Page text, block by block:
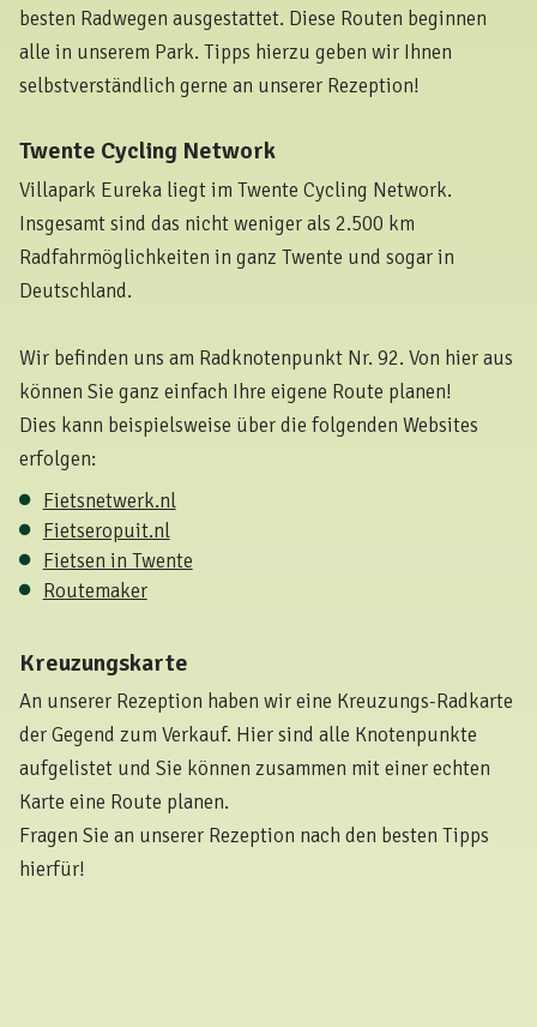
besten Radwegen ausgestattet. Diese Routen beginnen
alle in unserem Park. Tipps hierzu geben wir Ihnen
selbstverständlich gerne an unserer Rezeption!
Twente Cycling Network
Villapark Eureka liegt im Twente Cycling Network.
Insgesamt sind das nicht weniger als 2.500 km
Radfahrmöglichkeiten in ganz Twente und sogar in
Deutschland.
Wir befinden uns am Radknotenpunkt Nr. 92. Von hier aus
können Sie ganz einfach Ihre eigene Route planen!
Dies kann beispielsweise über die folgenden Websites
erfolgen:
Fietsnetwerk.nl
Fietseropuit.nl
Fietsen in Twente
Routemaker
Kreuzungskarte
An unserer Rezeption haben wir eine Kreuzungs-Radkarte
der Gegend zum Verkauf. Hier sind alle Knotenpunkte
aufgelistet und Sie können zusammen mit einer echten
Karte eine Route planen.
Fragen Sie an unserer Rezeption nach den besten Tipps
hierfür!